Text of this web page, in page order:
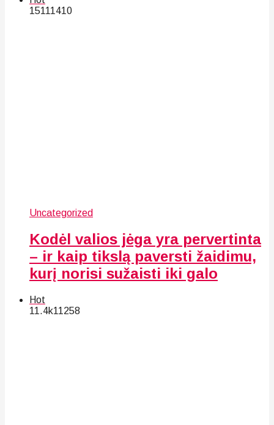
151 11410
Uncategorized
Kodėl valios jėga yra pervertinta
– ir kaip tikslą paversti žaidimu,
kurį norisi sužaisti iki galo
Hot
11.4k11258